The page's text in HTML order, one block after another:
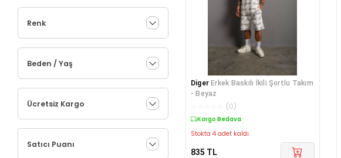
Renk
Beden / Yaş
Ücretsiz Kargo
Satıcı Puanı
Diger Erkek Baskılı İkili Şortlu Takım
- Beyaz
(0)
Kargo Bedava
Stokta 4 adet kaldı.
835 TL